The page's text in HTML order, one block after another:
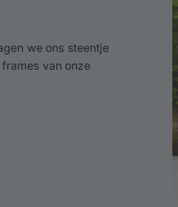
we ons steentje
van onze